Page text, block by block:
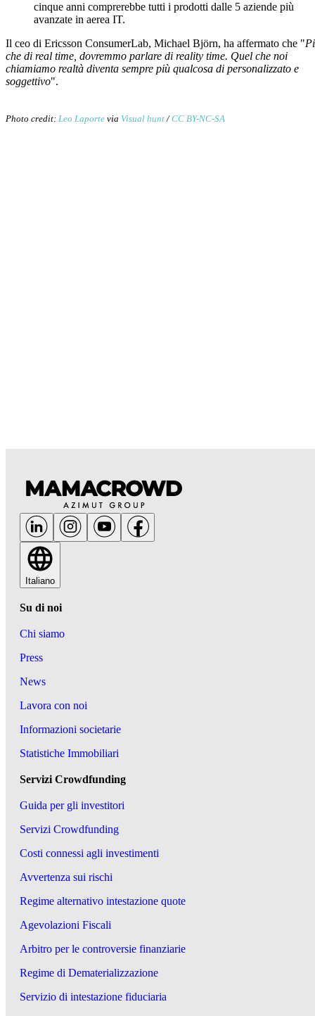
cinque anni comprerebbe tutti i prodotti dalle 5 aziende più
avanzate in aerea IT.
Il ceo di Ericsson ConsumerLab, Michael Björn, ha affermato che "
che di real time, dovremmo parlare di reality time. Quel che noi
chiamiamo realtà diventa sempre più qualcosa di personalizzato e
soggettivo".
Photo credit: Leo Laporte via Visual hunt /CC BY-NC-SA
Italiano
Su di noi
Chi siamo
Press
News
Lavora con noi
Informazioni societarie
Statistiche Immobiliari
Servizi Crowdfunding
Guida per gli investitori
Servizi Crowdfunding
Costi connessi agli investimenti
Avvertenza sui rischi
Regime alternativo intestazione quote
Agevolazioni Fiscali
Arbitro per le controversie finanziarie
Regime di Dematerializzazione
Servizio di intestazione fiduciaria